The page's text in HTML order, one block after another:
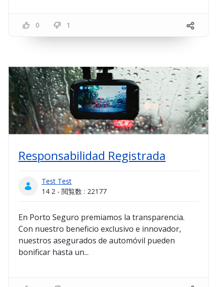
0 1
Responsabilidad Registrada
Test Test
14 2 - 閲覧数 : 22177
En Porto Seguro premiamos la transparencia.
Con nuestro beneficio exclusivo e innovador,
nuestros asegurados de automóvil pueden
bonificar hasta un...